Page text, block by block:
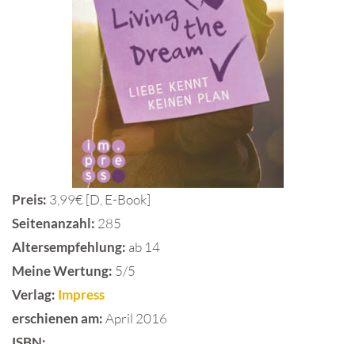
Preis: 3,99€ [D, E-Book]
Seitenanzahl: 285
Altersempfehlung: ab 14
Meine Wertung: 5/5
Verlag: Impress
erschienen am:April 2016